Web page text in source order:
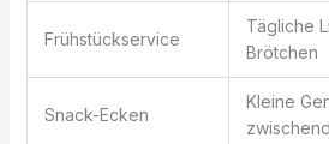
Frühstückservice
Tägliche
Brötchen
Snack-Ecken
Kleine